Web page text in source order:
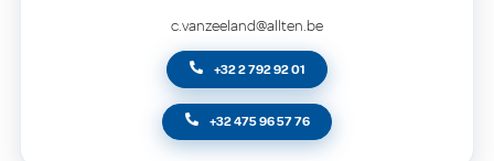
c.vanzeeland@allten.be
+32 2 792 92 01
+32 475 96 57 76